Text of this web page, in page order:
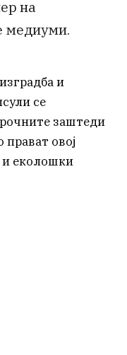
на
медиуми.
и
се
заштеди
овој
еколошки